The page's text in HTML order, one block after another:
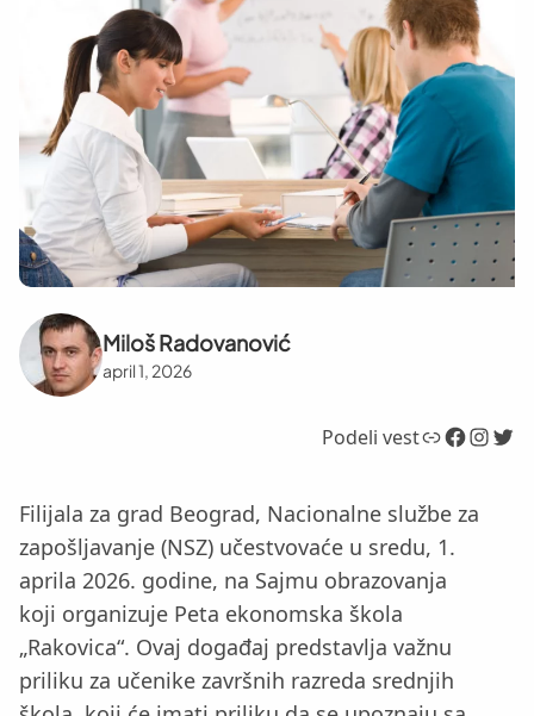
Miloš Radovanović
april 1, 2026
Podeli vestLink Facebook InstagramTwitter
Filijala za grad Beograd, Nacionalne službe za
zapošljavanje (NSZ) učestvovaće u sredu, 1.
aprila 2026. godine, na Sajmu obrazovanja
koji organizuje Peta ekonomska škola
„Rakovica“. Ovaj događaj predstavlja važnu
priliku za učenike završnih razreda srednjih